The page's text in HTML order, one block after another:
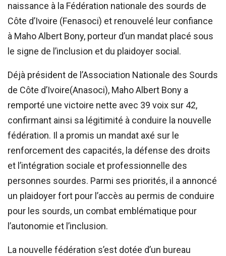
naissance à la Fédération nationale des sourds de
Côte d’Ivoire (Fenasoci) et renouvelé leur confiance
à Maho Albert Bony, porteur d’un mandat placé sous
le signe de l’inclusion et du plaidoyer social.
Déjà président de l’Association Nationale des Sourds
de Côte d’Ivoire(Anasoci), Maho Albert Bony a
remporté une victoire nette avec 39 voix sur 42,
confirmant ainsi sa légitimité à conduire la nouvelle
fédération. Il a promis un mandat axé sur le
renforcement des capacités, la défense des droits
et l’intégration sociale et professionnelle des
personnes sourdes. Parmi ses priorités, il a annoncé
un plaidoyer fort pour l’accès au permis de conduire
pour les sourds, un combat emblématique pour
l’autonomie et l’inclusion.
La nouvelle fédération s’est dotée d’un bureau